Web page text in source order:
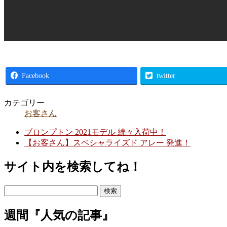
Facebook twitter
カテゴリー
お客さん
ブロンプトン 2021モデル 続々入荷中！
【お客さん】スペシャライズド アレー 発進！
サイト内を検索してね！
週間『人気の記事』